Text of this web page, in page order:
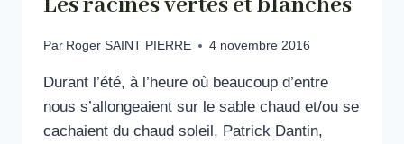
Par Roger SAINT PIERRE 4 novembre 2016
Durant l’été, à l’heure où beaucoup d’entre
nous s’allongeaient sur le sable chaud et/ou se
cachaient du chaud soleil, Patrick Dantin,